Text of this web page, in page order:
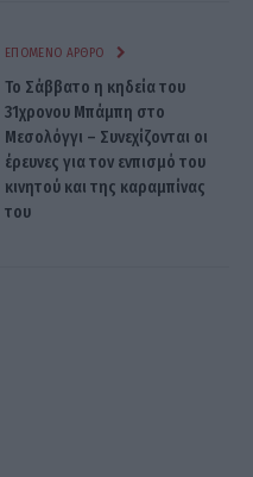
ΕΠΌΜΕΝΟ ΆΡΘΡΟ
Το Σάββατο η κηδεία του
31χρονου Μπάμπη στο
Μεσολόγγι – Συνεχίζονται οι
έρευνες για τον ενπισμό του
κινητού και της καραμπίνας
του